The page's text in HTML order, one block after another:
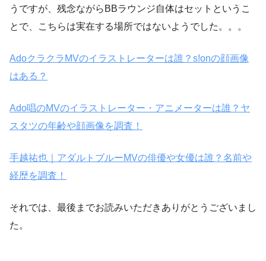
うですが、残念ながらBBラウンジ自体はセットというこ
とで、こちらは実在する場所ではないようでした。。。
AdoクラクラMVのイラストレーターは誰？s!onの顔画像
はある？
Ado唱のMVのイラストレーター・アニメーターは誰？ヤ
スタツの年齢や顔画像を調査！
手越祐也｜アダルトブルーMVの俳優や女優は誰？名前や
経歴を調査！
それでは、最後までお読みいただきありがとうございまし
た。